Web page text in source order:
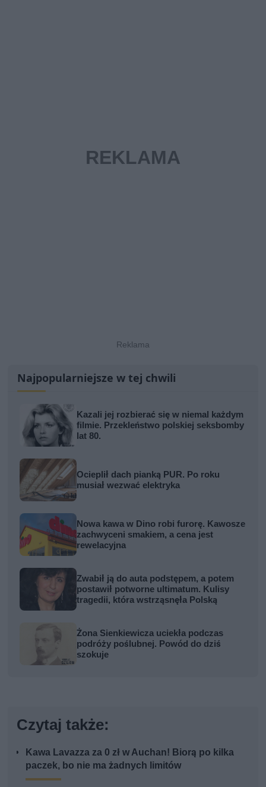
Najpopularniejsze w tej chwili
Kazali jej rozbierać się w niemal każdym
filmie. Przekleństwo polskiej seksbomby
lat 80.
Ocieplił dach pianką PUR. Po roku
musiał wezwać elektryka
Nowa kawa w Dino robi furorę. Kawosze
zachwyceni smakiem, a cena jest
rewelacyjna
Zwabił ją do auta podstępem, a potem
postawił potworne ultimatum. Kulisy
tragedii, która wstrząsnęła Polską
Żona Sienkiewicza uciekła podczas
podróży poślubnej. Powód do dziś
szokuje
Czytaj także:
Kawa Lavazza za 0 zł w Auchan! Biorą po kilka
paczek, bo nie ma żadnych limitów